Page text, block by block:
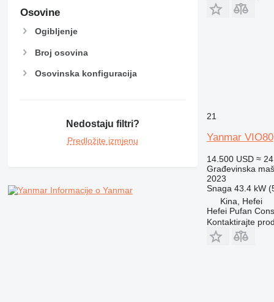
Osovine
Ogibljenje
Broj osovina
Osovinska konfiguracija
Nedostaju filtri?
Predložite izmjenu
Informacije o Yanmar
21
Yanmar VIO80
14.500 USD ≈
Građevinska
2023
Snaga 43.4 kW
Kina, Hefei
Hefei Pufan
Kontaktirajte